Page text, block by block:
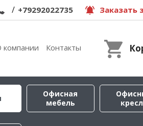
/ +79292022735 Заказать
компании Контакты
Офисная
мебель